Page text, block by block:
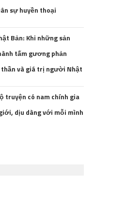
sự huyền thoại
Bản: Khi những sản
tấm gương phản
thần và giá trị người Nhật
truyện có nam chính gia
dịu dàng với mỗi mình